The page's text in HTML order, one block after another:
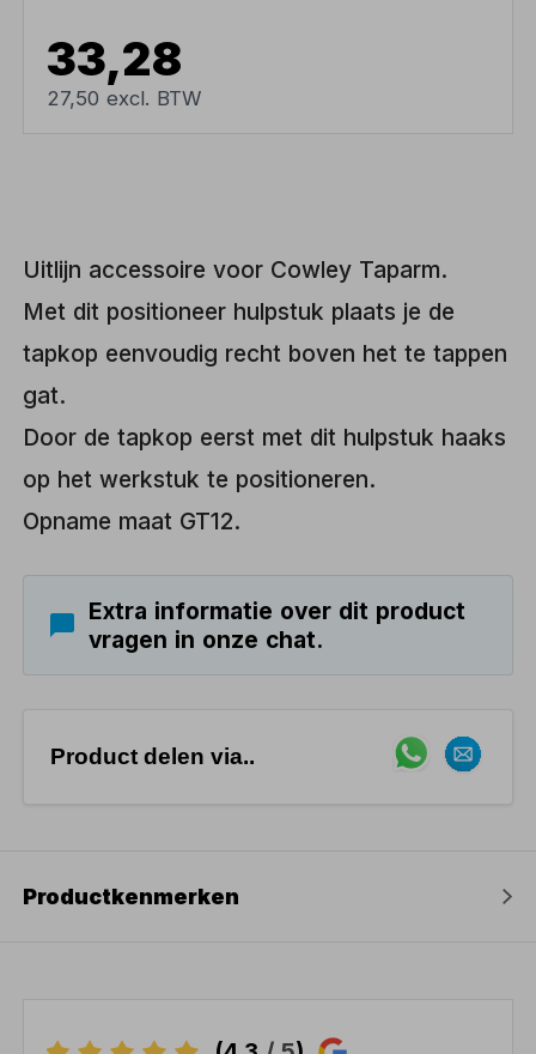
33,28
27,50 excl. BTW
Uitlijn accessoire voor Cowley Taparm.
Met dit positioneer hulpstuk plaats je de
tapkop eenvoudig recht boven het te tappen
gat.
Door de tapkop eerst met dit hulpstuk haaks
op het werkstuk te positioneren.
Opname maat GT12.
Extra informatie over dit product
vragen in onze chat.
Product delen via..
Productkenmerken